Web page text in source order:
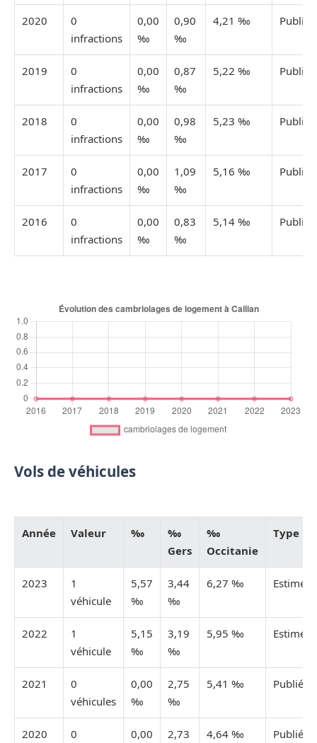
2020
0
infractions
0,00
‰
0,90
‰
4,21 ‰ Publiée
2019
0
infractions
0,00
‰
0,87
‰
5,22 ‰ Publiée
2018
0
infractions
0,00
‰
0,98
‰
5,23 ‰ Publiée
2017
0
infractions
0,00
‰
1,09
‰
5,16 ‰ Publiée
2016
0
infractions
0,00
‰
0,83
‰
5,14 ‰ Publiée
Vols de véhicules
Année Valeur ‰
‰
Gers
‰
Occitanie
Type
2023
1
véhicule
5,57
‰
3,44
‰
6,27 ‰ Estimée
2022
1
véhicule
5,15
‰
3,19
‰
5,95 ‰ Estimée
2021
0
véhicules
0,00
‰
2,75
‰
5,41 ‰ Publiée
2020
0
0,00
2,73
4,64 ‰ Publiée